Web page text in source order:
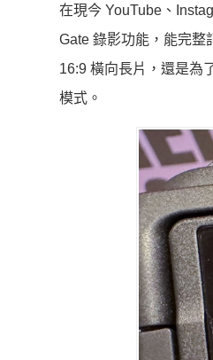
在現今 YouTube、
Gate 錄影功能，能完整
16:9 橫向長片，還是為
模式。